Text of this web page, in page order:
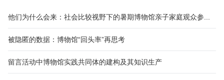
被隐匿的数据：博物馆“回头率”再思考
留言活动中博物馆实践共同体的建构及其知识生产